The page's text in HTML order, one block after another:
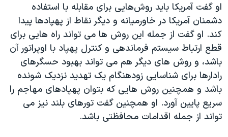
او گفت آمریکا باید روش‌هایی برای مقابله با استفاده
دشمنان آمریکا در خاورمیانه و دیگر نقاط از پهپادها پیدا
کند. او گفت از جمله این روش ها می تواند راه هایی برای
قطع ارتباط سیستم فرماندهی و کنترل پهپاد با اوپراتور آن
باشد، و روش های دیگر هم می تواند بهبود حسگرهای
رادارها برای شناسایی زودهنگام یک تهدید نزدیک شونده
باشد و همچنین روش هایی که بتوان پهپادهای مهاجم را
سریع پایین آورد. او همچنین گفت تورهای بلند نیز می
تواند از جمله اقدامات محافظتی باشد.